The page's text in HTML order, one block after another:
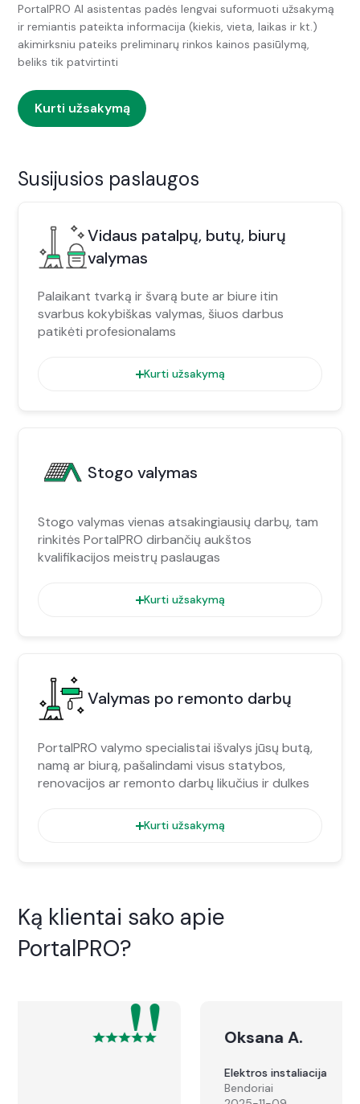
PortalPRO AI asistentas padės lengvai suformuoti užsakymą
ir remiantis pateikta informacija (kiekis, vieta, laikas ir kt.)
akimirksniu pateiks preliminarų rinkos kainos pasiūlymą,
beliks tik patvirtinti
Kurti užsakymą
Susijusios paslaugos
Vidaus patalpų, butų, biurų
valymas
Palaikant tvarką ir švarą bute ar biure itin
svarbus kokybiškas valymas, šiuos darbus
patikėti profesionalams
Kurti užsakymą
Stogo valymas
Stogo valymas vienas atsakingiausių darbų, tam
rinkitės PortalPRO dirbančių aukštos
kvalifikacijos meistrų paslaugas
Kurti užsakymą
Valymas po remonto darbų
PortalPRO valymo specialistai išvalys jūsų butą,
namą ar biurą, pašalindami visus statybos,
renovacijos ar remonto darbų likučius ir dulkes
Kurti užsakymą
Ką klientai sako apie
PortalPRO?
"
Oksana A.